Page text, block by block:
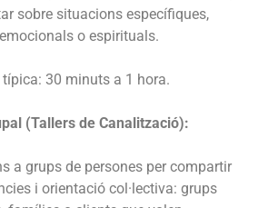
sobre situacions específiques,
o espirituals.
típica: 30 minuts a 1 hora.
(Tallers de Canalització):
a grups de persones per compartir
i orientació col·lectiva: grups